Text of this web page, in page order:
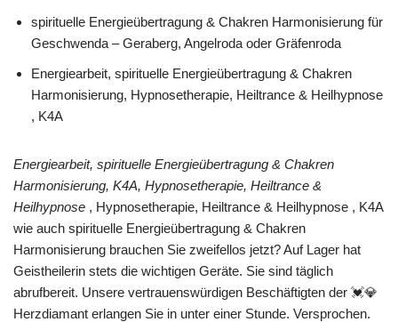
spirituelle Energieübertragung & Chakren Harmonisierung für
Geschwenda – Geraberg, Angelroda oder Gräfenroda
Energiearbeit, spirituelle Energieübertragung & Chakren
Harmonisierung, Hypnosetherapie, Heiltrance & Heilhypnose
, K4A
Energiearbeit, spirituelle Energieübertragung & Chakren
Harmonisierung, K4A, Hypnosetherapie, Heiltrance &
Heilhypnose , Hypnosetherapie, Heiltrance & Heilhypnose , K4A
wie auch spirituelle Energieübertragung & Chakren
Harmonisierung brauchen Sie zweifellos jetzt? Auf Lager hat
Geistheilerin stets die wichtigen Geräte. Sie sind täglich
abrufbereit. Unsere vertrauenswürdigen Beschäftigten der 💓️💎
Herzdiamant erlangen Sie in unter einer Stunde. Versprochen.